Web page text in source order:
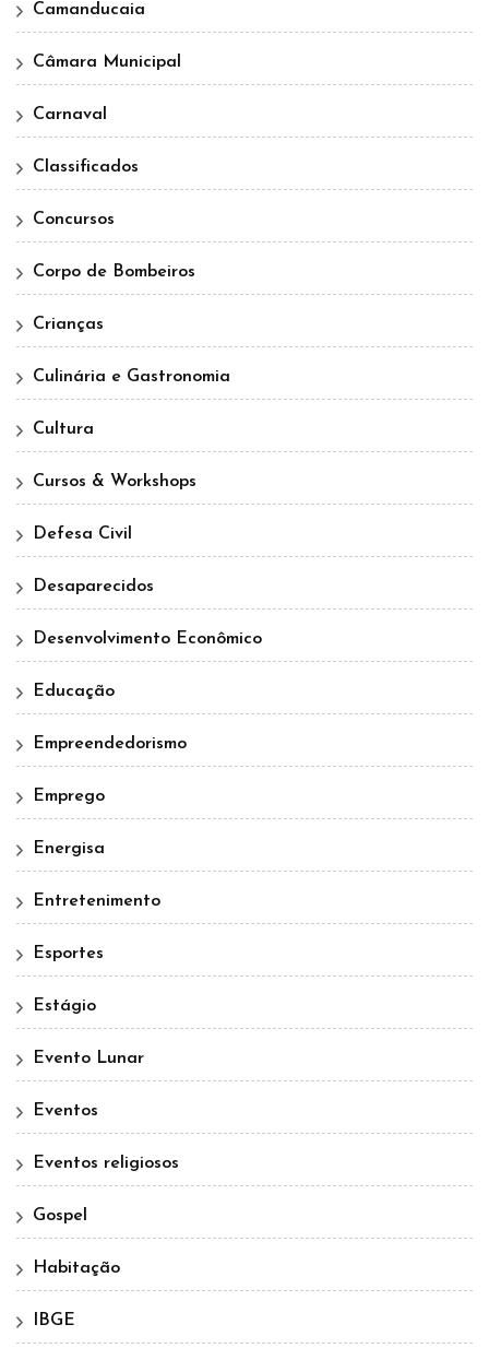
Camanducaia
Câmara Municipal
Carnaval
Classificados
Concursos
Corpo de Bombeiros
Crianças
Culinária e Gastronomia
Cultura
Cursos & Workshops
Defesa Civil
Desaparecidos
Desenvolvimento Econômico
Educação
Empreendedorismo
Emprego
Energisa
Entretenimento
Esportes
Estágio
Evento Lunar
Eventos
Eventos religiosos
Gospel
Habitação
IBGE